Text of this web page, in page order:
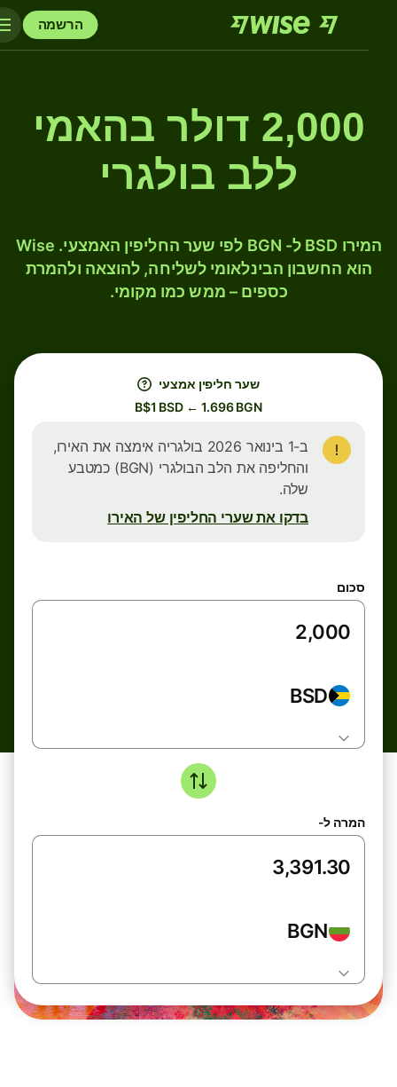
הרשמה
2,000 דולר בהאמי
ללב בולגרי
המירו BSD ל- BGN לפי שער החליפין האמצעי. Wise
הוא החשבון הבינלאומי לשליחה, להוצאה ולהמרת
כספים – ממש כמו מקומי.
שער חליפין אמצעי
B$1 BSD ← 1.696 BGN
ב-1 בינואר 2026 בולגריה אימצה את האירו,
והחליפה את הלב הבולגרי (BGN) כמטבע
שלה.
בדקו את שערי החליפין של האירו
סכום
BSD
המרה ל-
BGN